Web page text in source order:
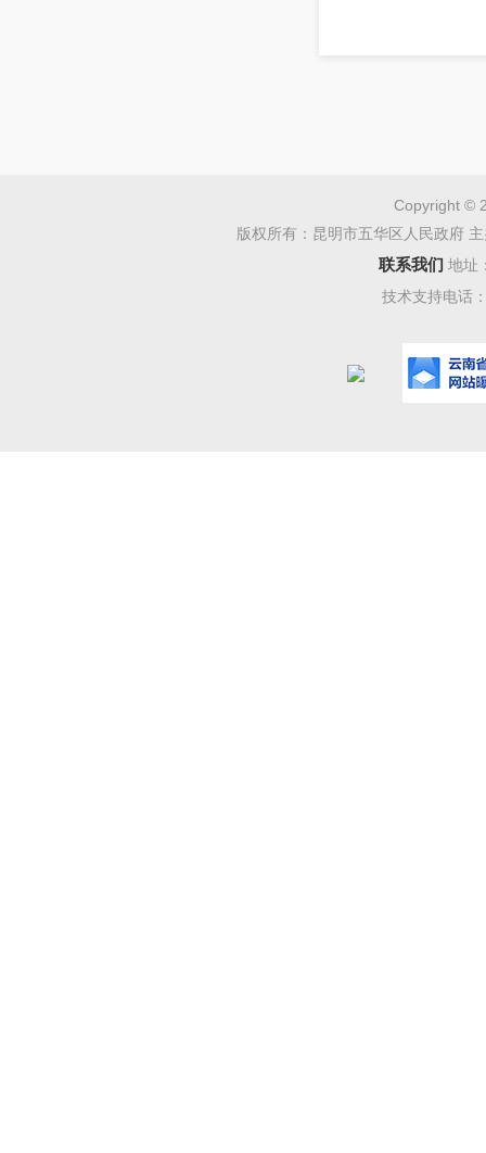
二、
（一
幅增长。
比下降
Copyright ©
版权所有：昆明市五华区人民政府
联系我们 地址
技术支持电话